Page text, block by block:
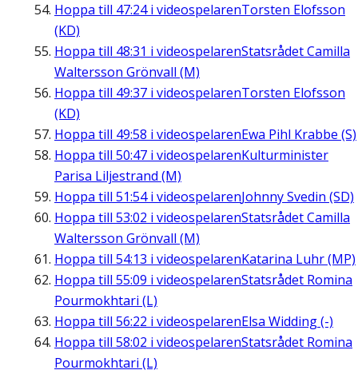
Hoppa till 47:24i videospelarenTorsten Elofsson
(KD)
Hoppa till 48:31 i videospelarenStatsrådet Camilla
Waltersson Grönvall (M)
Hoppa till 49:37 i videospelarenTorsten Elofsson
(KD)
Hoppa till 49:58 i videospelarenEwa Pihl Krabbe (S)
Hoppa till 50:47 i videospelarenKulturminister
Parisa Liljestrand (M)
Hoppa till 51:54i videospelarenJohnny Svedin (SD)
Hoppa till 53:02 i videospelarenStatsrådet Camilla
Waltersson Grönvall (M)
Hoppa till 54:13 i videospelarenKatarina Luhr (MP)
Hoppa till 55:09 i videospelarenStatsrådet Romina
Pourmokhtari (L)
Hoppa till 56:22 i videospelarenElsa Widding (-)
Hoppa till 58:02 i videospelarenStatsrådet Romina
Pourmokhtari (L)